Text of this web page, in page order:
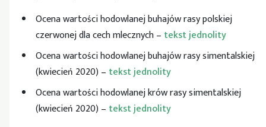
Ocena wartości hodowlanej buhajów rasy polskiej
czerwonej dla cech mlecznych – tekst jednolity
Ocena wartości hodowlanej buhajów rasy simentalskiej
(kwiecień 2020) – tekst jednolity
Ocena wartości hodowlanej krów rasy simentalskiej
(kwiecień 2020) – tekst jednolity